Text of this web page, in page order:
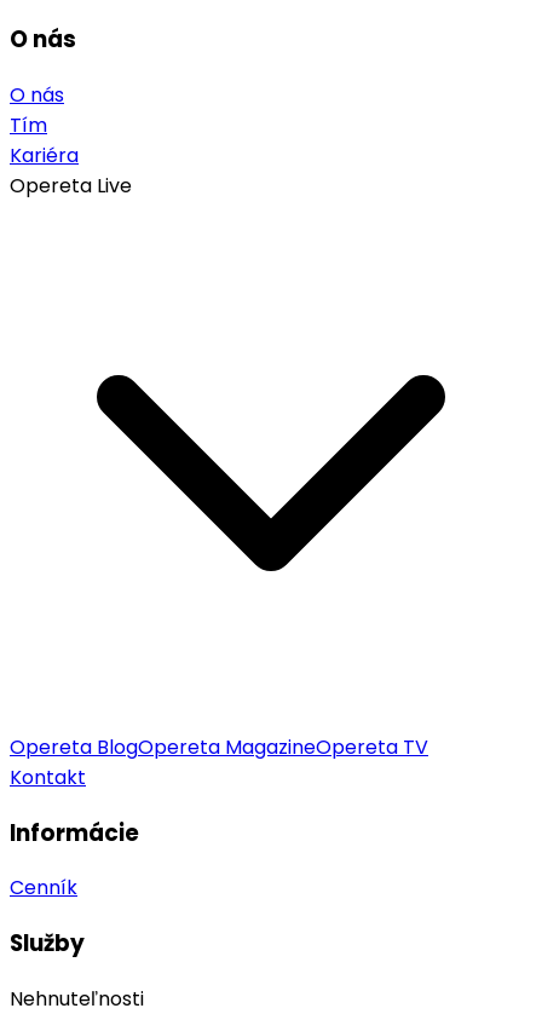
O nás
O nás
Tím
Kariéra
Opereta Live
Opereta BlogOpereta MagazineOpereta TV
Kontakt
Informácie
Cenník
Služby
Nehnuteľnosti